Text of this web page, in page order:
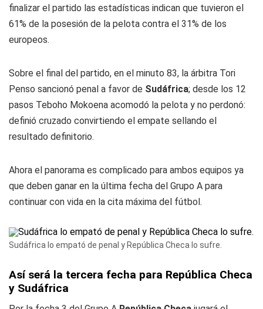
finalizar el partido las estadísticas indican que tuvieron el
61% de la posesión de la pelota contra el 31% de los
europeos.
Sobre el final del partido, en el minuto 83, la árbitra Tori
Penso sancionó penal a favor de Sudáfrica; desde los 12
pasos Teboho Mokoena acomodó la pelota y no perdonó:
definió cruzado convirtiendo el empate sellando el
resultado definitorio.
Ahora el panorama es complicado para ambos equipos ya
que deben ganar en la última fecha del Grupo A para
continuar con vida en la cita máxima del fútbol.
Sudáfrica lo empató de penal y República Checa lo sufre.
Así será la tercera fecha para República Checa
y Sudáfrica